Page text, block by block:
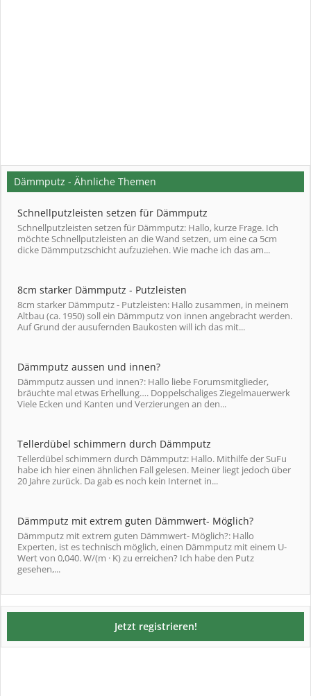
Dämmputz - Ähnliche Themen
Schnellputzleisten setzen für Dämmputz
Schnellputzleisten setzen für Dämmputz: Hallo, kurze Frage. Ich
möchte Schnellputzleisten an die Wand setzen, um eine ca 5cm
dicke Dämmputzschicht aufzuziehen. Wie mache ich das am...
8cm starker Dämmputz - Putzleisten
8cm starker Dämmputz - Putzleisten: Hallo zusammen, in meinem
Altbau (ca. 1950) soll ein Dämmputz von innen angebracht werden.
Auf Grund der ausufernden Baukosten will ich das mit...
Dämmputz aussen und innen?
Dämmputz aussen und innen?: Hallo liebe Forumsmitglieder,
bräuchte mal etwas Erhellung…. Doppelschaliges Ziegelmauerwerk
Viele Ecken und Kanten und Verzierungen an den...
Tellerdübel schimmern durch Dämmputz
Tellerdübel schimmern durch Dämmputz: Hallo. Mithilfe der SuFu
habe ich hier einen ähnlichen Fall gelesen. Meiner liegt jedoch über
20 Jahre zurück. Da gab es noch kein Internet in...
Dämmputz mit extrem guten Dämmwert- Möglich?
Dämmputz mit extrem guten Dämmwert- Möglich?: Hallo
Experten, ist es technisch möglich, einen Dämmputz mit einem U-
Wert von 0,040. W/(m · K) zu erreichen? Ich habe den Putz
gesehen,...
Jetzt registrieren!